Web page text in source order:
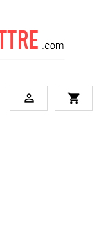
 shopping_cart